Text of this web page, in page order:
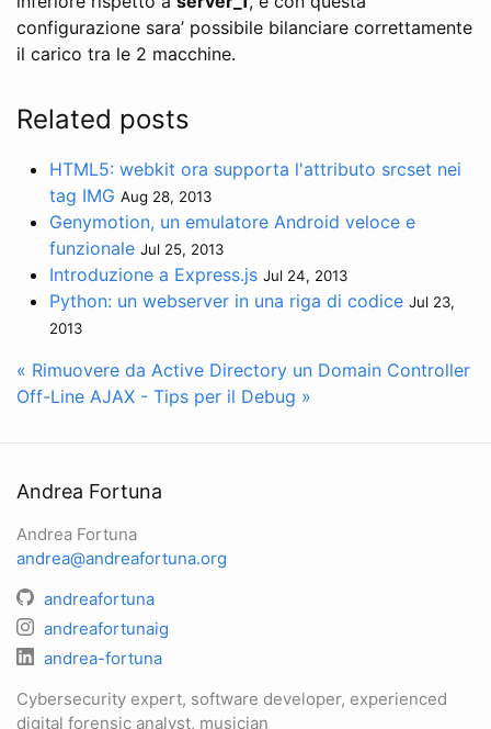
configurazione sara’ possibile bilanciare correttamente
il carico tra le 2 macchine.
Related posts
HTML5: webkit ora supporta l'attributo srcset nei
tag IMG Aug 28, 2013
Genymotion, un emulatore Android veloce e
funzionale Jul 25, 2013
Introduzione a Express.js Jul 24, 2013
Python: un webserver in una riga di codice Jul 23,
2013
« Rimuovere da Active Directory un Domain Controller
Off-Line AJAX - Tips per il Debug »
Andrea Fortuna
Andrea Fortuna
andrea@andreafortuna.org
andreafortuna
andreafortunaig
andrea-fortuna
Cybersecurity expert, software developer, experienced
digital forensic analyst, musician